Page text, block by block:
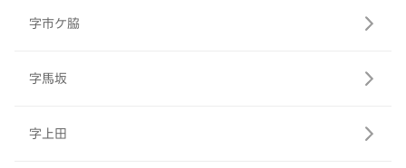
字市ケ脇
字馬坂
字上田